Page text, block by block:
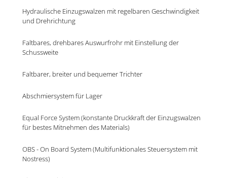
Hydraulische Einzugswalzen mit regelbaren Geschwindigkeit
und Drehrichtung
Faltbares, drehbares Auswurfrohr mit Einstellung der
Schussweite
Faltbarer, breiter und bequemer Trichter
Abschmiersystem für Lager
Equal Force System (konstante Druckkraft der Einzugswalzen
für bestes Mitnehmen des Materials)
OBS - On Board System (Multifunktionales Steuersystem mit
Nostress)